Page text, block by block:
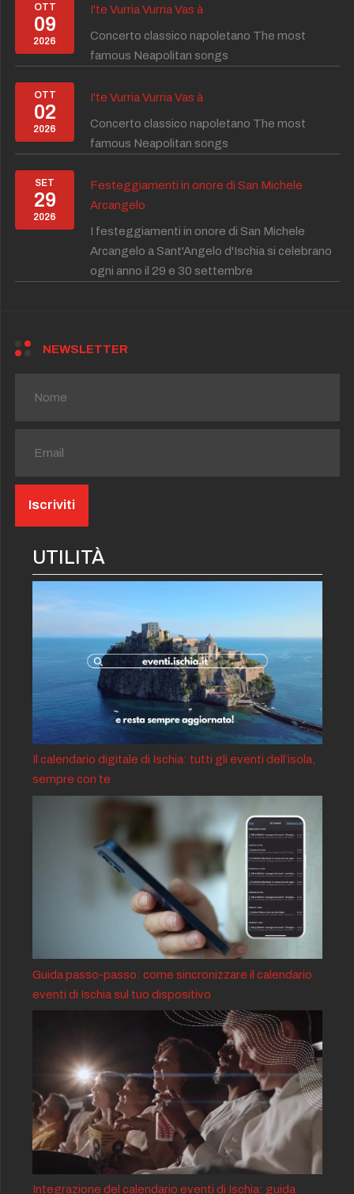
OTT
09
2026
I'te Vurria Vurria Vas à
Concerto classico napoletano The most
famous Neapolitan songs
OTT
02
2026
I'te Vurria Vurria Vas à
Concerto classico napoletano The most
famous Neapolitan songs
SET
29
2026
Festeggiamenti in onore di San Michele
Arcangelo
I festeggiamenti in onore di San Michele
Arcangelo a Sant'Angelo d'Ischia si celebrano
ogni anno il 29 e 30 settembre
NEWSLETTER
UTILITÀ
Il calendario digitale di Ischia: tutti gli eventi dell’isola,
sempre con te
Guida passo-passo: come sincronizzare il calendario
eventi di Ischia sul tuo dispositivo
Integrazione del calendario eventi di Ischia: guida